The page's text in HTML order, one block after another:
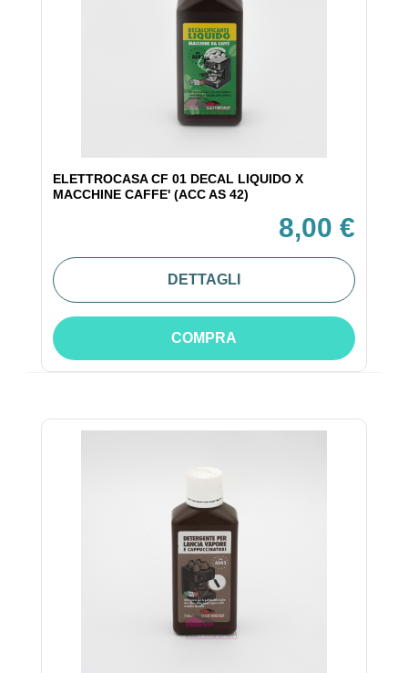
ELETTROCASA CF 01 DECAL LIQUIDO X
MACCHINE CAFFE' (ACC AS 42)
8,00 €
DETTAGLI
COMPRA